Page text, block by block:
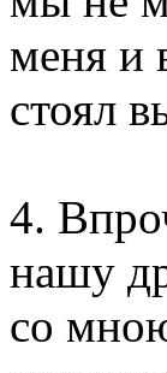
меня и
стоял
4.
нашу
со